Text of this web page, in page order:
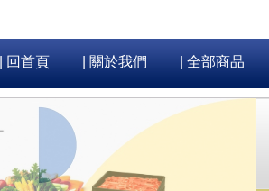
| 回首頁 | 關於我們 | 全部商品